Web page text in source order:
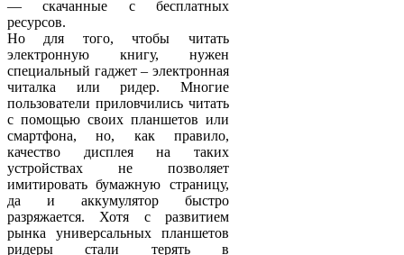
— скачанные с бесплатных
ресурсов.
Но для того, чтобы читать
электронную книгу, нужен
специальный гаджет – электронная
читалка или ридер. Многие
пользователи приловчились читать
с помощью своих планшетов или
смартфона, но, как правило,
качество дисплея на таких
устройствах не позволяет
имитировать бумажную страницу,
да и аккумулятор быстро
разряжается. Хотя с развитием
рынка универсальных планшетов
ридеры стали терять в